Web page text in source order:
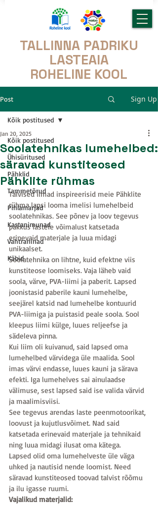
TALLINNA PADRIKU
LASTEAIA
ROHELINE KOOL
Post Sign Up
Kõik postitused
Ühisüritused
Pähklid
Tammetõrud
Pihlamarjad
Kastanimunad
Vahtraninad
Käbid
Kõik postitused
Soolatehnikas lumehelbed:
säravad kunstiteosed
Pähklite rühmas
Jan 20, 2025
Talvised ilmad inspireerisid meie Pähklite
rühma lapsi looma imelisi lumehelbeid
soolatehnikas. See põnev ja loov tegevus
pakkus lastele võimalust katsetada
erinevaid materjale ja luua midagi
unikaalset.
Soolatehnika on lihtne, kuid efektne viis
kunstiteose loomiseks. Vaja läheb vaid
soola, värve, PVA-liimi ja paberit. Lapsed
joonistasid paberile kauni lumehelbe,
seejärel katsid nad lumehelbe kontuurid
PVA-liimiga ja puistasid peale soola. Sool
kleepus liimi külge, luues reljeefse ja
sädeleva pinna.
Kui liim oli kuivanud, said lapsed oma
lumehelbed värvidega üle maalida. Sool
imas värvi endasse, luues kauni ja särava
efekti. Iga lumehelves sai ainulaadse
välimuse, sest lapsed said ise valida värvid
ja maalimisviisi.
See tegevus arendas laste peenmotoorikat,
loovust ja kujutlusvõimet. Nad said
katsetada erinevaid materjale ja tehnikaid
ning luua midagi ilusat oma kätega.
Lapsed olid oma lumehelveste üle väga
uhked ja nautisid nende loomist. Need
säravad kunstiteosed toovad talvist rõõmu
ja ilu igasse ruumi.
Vajalikud materjalid: